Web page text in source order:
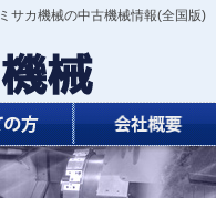
サカ機械の中古機械情報(全国版)